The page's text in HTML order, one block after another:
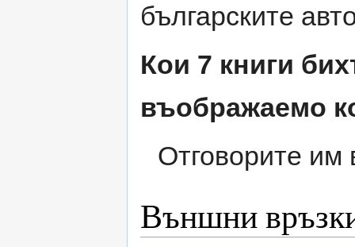
българските
Кои 7 книги
въображаемо
Отговорите
Външни